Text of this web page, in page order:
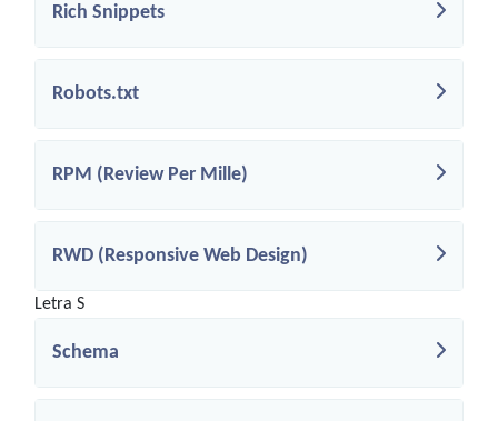
Rich Snippets
Robots.txt
RPM (Review Per Mille)
RWD (Responsive Web Design)
Letra S
Schema